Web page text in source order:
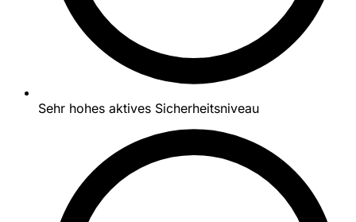
Sehr hohes aktives Sicherheitsniveau